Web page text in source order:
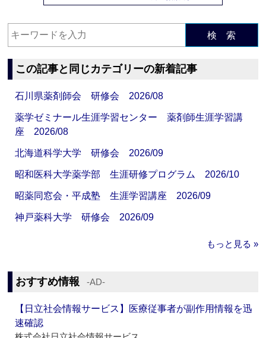
検 索
この記事と同じカテゴリーの新着記事
石川県薬剤師会 研修会 2026/08
薬学ゼミナール生涯学習センター 薬剤師生涯学習講
座 2026/08
北海道科学大学 研修会 2026/09
昭和医科大学薬学部 生涯研修プログラム 2026/10
昭薬同窓会・平成塾 生涯学習講座 2026/09
神戸薬科大学 研修会 2026/09
もっと見る »
おすすめ情報 ‐AD‐
【日立社会情報サービス】医療従事者が副作用情報を迅
速確認